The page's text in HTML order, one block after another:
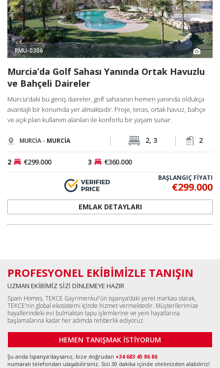
RMU-0306
Murcia’da Golf Sahası Yanında Ortak Havuzlu
ve Bahçeli Daireler
Murcia’daki bu geniş daireler, golf sahasının hemen yanında oldukça
avantajlı bir konumda yer almaktadır. Proje, teras, ortak havuz, bahçe
ve açık plan kullanım alanları ile konforlu bir yaşam sunar.
MURCİA - MURCİA 2, 3 2
2 €299.000 3 €360.000
BAŞLANGIÇ FİYATI
€299.000
EMLAK DETAYLARI
PROFESYONEL EKİBİMİZLE TANIŞIN
UZMAN EKİBİMİZ SİZİ DİNLEMEYE HAZIR
Spain Homes, TEKCE Gayrimenkul'ün İspanya’daki yerel markası olarak,
TEKCE’nin global ekosistemi içinde hizmet vermektedir. Müşterilerimize
hayallerindeki evi bulmaktan tapu işlemlerine ve yeni hayatlarına
başlamalarına kadar her adımda rehberlik ediyoruz.
HEMEN TANIŞMAK İSTİYORUM
Şu anda İspanya'daysanız, bize doğrudan +34 683 45 86 86
numaralı telefondan ulaşabilirsiniz. Sizi 30 dakika içinde otelinizden alabiliriz!